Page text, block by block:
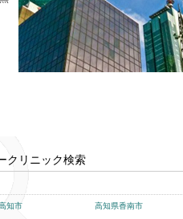
クリニック検索
知市 高知県香南市